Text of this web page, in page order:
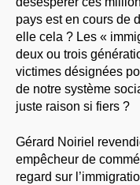
pays est en cours de
elle cela ? Les «
deux ou trois
victimes désignées
de notre système
juste raison si fiers ?
Gérard Noiriel
empêcheur de
regard sur